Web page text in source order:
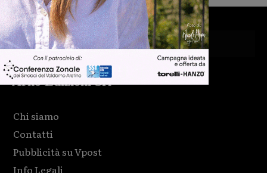
Arno Edizioni Srl
Chi siamo
Contatti
Pubblicità su Vpost
Info Legali